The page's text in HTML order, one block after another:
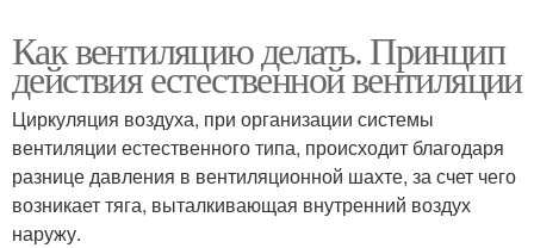
Как вентиляцию делать. Принцип
действия естественной вентиляции
Циркуляция воздуха, при организации системы
вентиляции естественного типа, происходит благодаря
разнице давления в вентиляционной шахте, за счет чего
возникает тяга, выталкивающая внутренний воздух
наружу.